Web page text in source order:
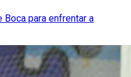
para enfrentar a